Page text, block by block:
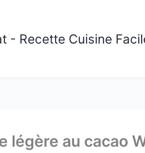
- Recette Cuisine
légère au cacao